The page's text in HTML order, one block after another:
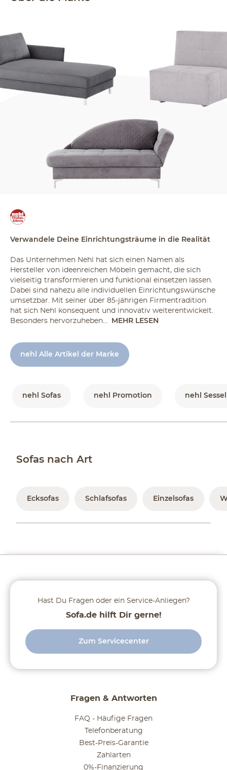
Verwandele Deine Einrichtungsträume in die Realität
Das Unternehmen Nehl hat sich einen Namen als
Hersteller von ideenreichen Möbeln gemacht, die sich
vielseitig transformieren und funktional einsetzen lassen.
Dabei sind nahezu alle individuellen Einrichtungswünsche
umsetzbar. Mit seiner über 85-jährigen Firmentradition
hat sich Nehl konsequent und innovativ weiterentwickelt.
Besonders hervorzuheben...
MEHR LESEN
nehl Alle Artikel der Marke
nehl Sofas nehl Promotion nehl
Sofas nach Art
Ecksofas Schlafsofas Einzelsofas
Fragen & Antworten
FAQ - Häufige Fragen
Telefonberatung
Best-Preis-Garantie
Zahlarten
0%-Finanzierung
Hast Du Fragen oder ein Service-Anliegen?
Sofa.de hilft Dir gerne!
Zum Servicecenter